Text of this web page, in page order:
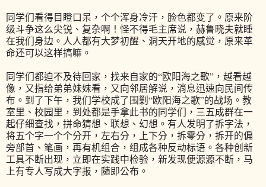
同学们看得目瞪口呆，个个浑身冷汗，脸色都变了。原来阶
级斗争这么尖锐、复杂啊！怪不得毛主席说，赫鲁晓夫就睡
在我们身边。人人都有大梦初醒、洞天开地的感觉，原来革
命还可以这样搞嘛。
同学们都迫不及待回家，找来自家的“欧阳海之歌”，越看越
像，又指给弟弟妹妹看，又向邻居解说，消息迅速向民间传
布。到了下午，我们学校成了围剿“欧阳海之歌”的战场。教
室里、校园里，到处都是手拿此书的同学们，三五成群在一
起仔细查找，拼命猜想、联想、幻想。有人发明了拆字法，
将五个字一个个分开，左右分，上下分，拆零分，拆开的偏
旁部首、笔画，再有机组合，组成各种反动标语。各种创新
工具不断出现，立即在实践中检验，新发现便源源不断，马
上有专人写成大字报，随即公布。